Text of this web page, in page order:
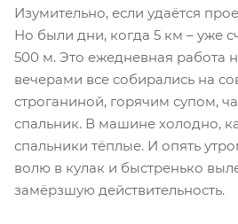
Изумительно, если удаётся
Но были дни, когда 5 км – уже
500 м. Это ежедневная работа
вечерами все собирались на
строганиной, горячим супом,
спальник. В машине холодно,
спальники тёплые. И опять
волю в кулак и быстренько
замёрзшую действительность.